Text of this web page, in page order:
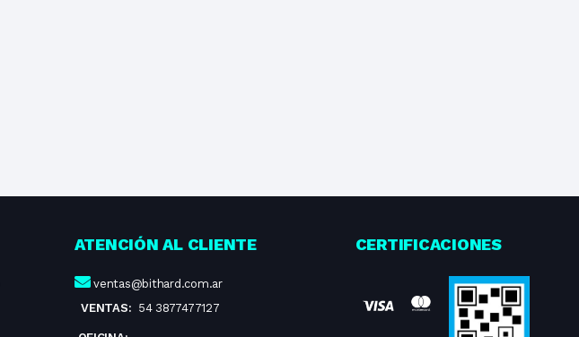
ATENCIÓN AL CLIENTE
ventas@bithard.com.ar
VENTAS: 54 3877477127
CERTIFICACIONES